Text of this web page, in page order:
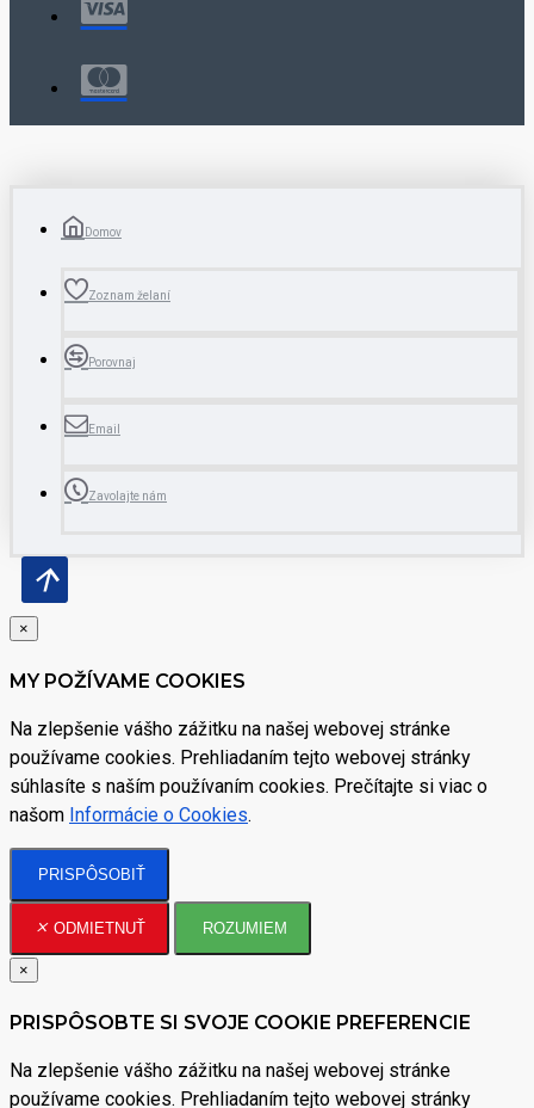
Domov
Zoznam želaní
Porovnaj
Email
Zavolajte nám
×
MY POŽÍVAME COOKIES
Na zlepšenie vášho zážitku na našej webovej stránke
používame cookies. Prehliadaním tejto webovej stránky
súhlasíte s naším používaním cookies. Prečítajte si viac o
našom Informácie o Cookies.
PRISPÔSOBIŤ
ODMIETNUŤ ROZUMIEM
×
PRISPÔSOBTE SI SVOJE COOKIE PREFERENCIE
Na zlepšenie vášho zážitku na našej webovej stránke
používame cookies. Prehliadaním tejto webovej stránky